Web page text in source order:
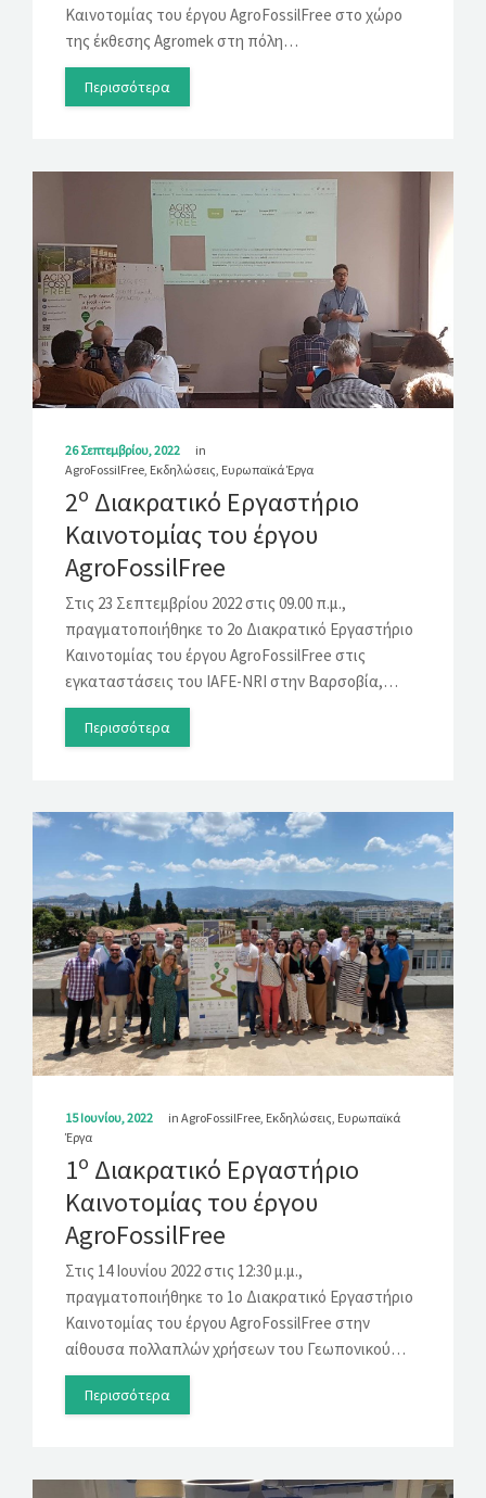
Καινοτομίας του έργου AgroFossilFree στο χώρο
της έκθεσης Agromek στη πόλη…
Περισσότερα
26 Σεπτεμβρίου, 2022
in
AgroFossilFree, Εκδηλώσεις, Ευρωπαϊκά Έργα
2ο Διακρατικό Εργαστήριο
Καινοτομίας του έργου
AgroFossilFree
Στις 23 Σεπτεμβρίου 2022 στις 09.00 π.μ.,
πραγματοποιήθηκε το 2ο Διακρατικό Εργαστήριο
Καινοτομίας του έργου AgroFossilFree στις
εγκαταστάσεις του IAFE-NRI στην Βαρσοβία,…
Περισσότερα
15 Ιουνίου, 2022 in AgroFossilFree Εκδηλώσεις Ευρωπαϊκά
Έργα
1ο Διακρατικό Εργαστήριο
Καινοτομίας του έργου
AgroFossilFree
Στις 14 Ιουνίου 2022 στις 12:30 μ.μ.,
πραγματοποιήθηκε το 1ο Διακρατικό Εργαστήριο
Καινοτομίας του έργου AgroFossilFree στην
αίθουσα πολλαπλών χρήσεων του Γεωπονικού…
Περισσότερα